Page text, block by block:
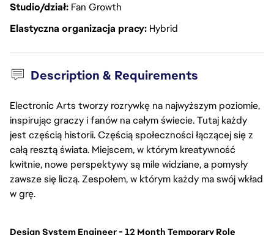
Studio/dział Fan Growth
Elastyczna organizacja pracy Hybrid
Description & Requirements
Electronic Arts tworzy rozrywkę na najwyższym poziomie,
inspirując graczy i fanów na całym świecie. Tutaj każdy
jest częścią historii. Częścią społeczności łączącej się z
całą resztą świata. Miejscem, w którym kreatywność
kwitnie, nowe perspektywy są mile widziane, a pomysły
zawsze się liczą. Zespołem, w którym każdy ma swój wkład
w grę.
Design System Engineer - 12 Month Temporary Role